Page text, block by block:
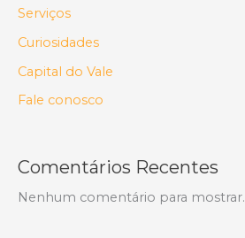
Serviços
Curiosidades
Capital do Vale
Fale conosco
Comentários Recentes
Nenhum comentário para mostrar.